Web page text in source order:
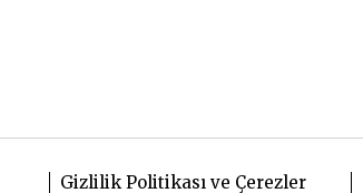
Gizlilik Politikası ve Çerezler